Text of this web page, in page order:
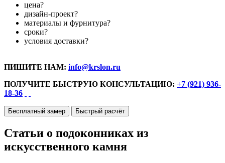
цена?
дизайн-проект?
материалы и фурнитура?
сроки?
условия доставки?
ПИШИТЕ НАМ: info@krslon.ru
ПОЛУЧИТЕ БЫСТРУЮ КОНСУЛЬТАЦИЮ: +7 (921) 936-
18-36
Бесплатный замер Быстрый расчёт
Статьи о подоконниках из
искусственного камня